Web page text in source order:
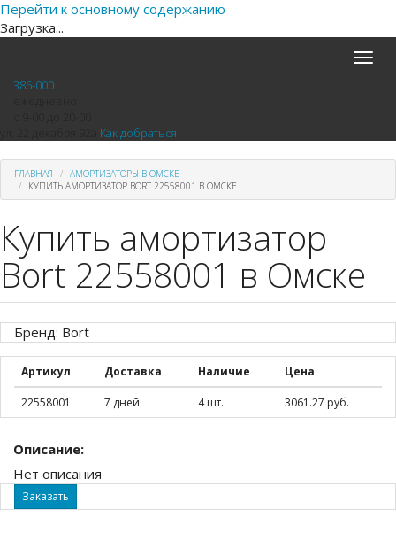
Перейти к основному содержанию
Загрузка...
Toggle
386-000
Как добраться
ГЛАВНАЯ
АМОРТИЗАТОРЫ В ОМСКЕ
КУПИТЬ АМОРТИЗАТОР BORT 22558001 В ОМСКЕ
Купить амортизатор
Bort 22558001 в Омске
Бренд: Bort
Артикул Доставка Наличие Цена
22558001 7 дней 4 шт. 3061.27 руб.
Описание:
Нет описания
Заказать